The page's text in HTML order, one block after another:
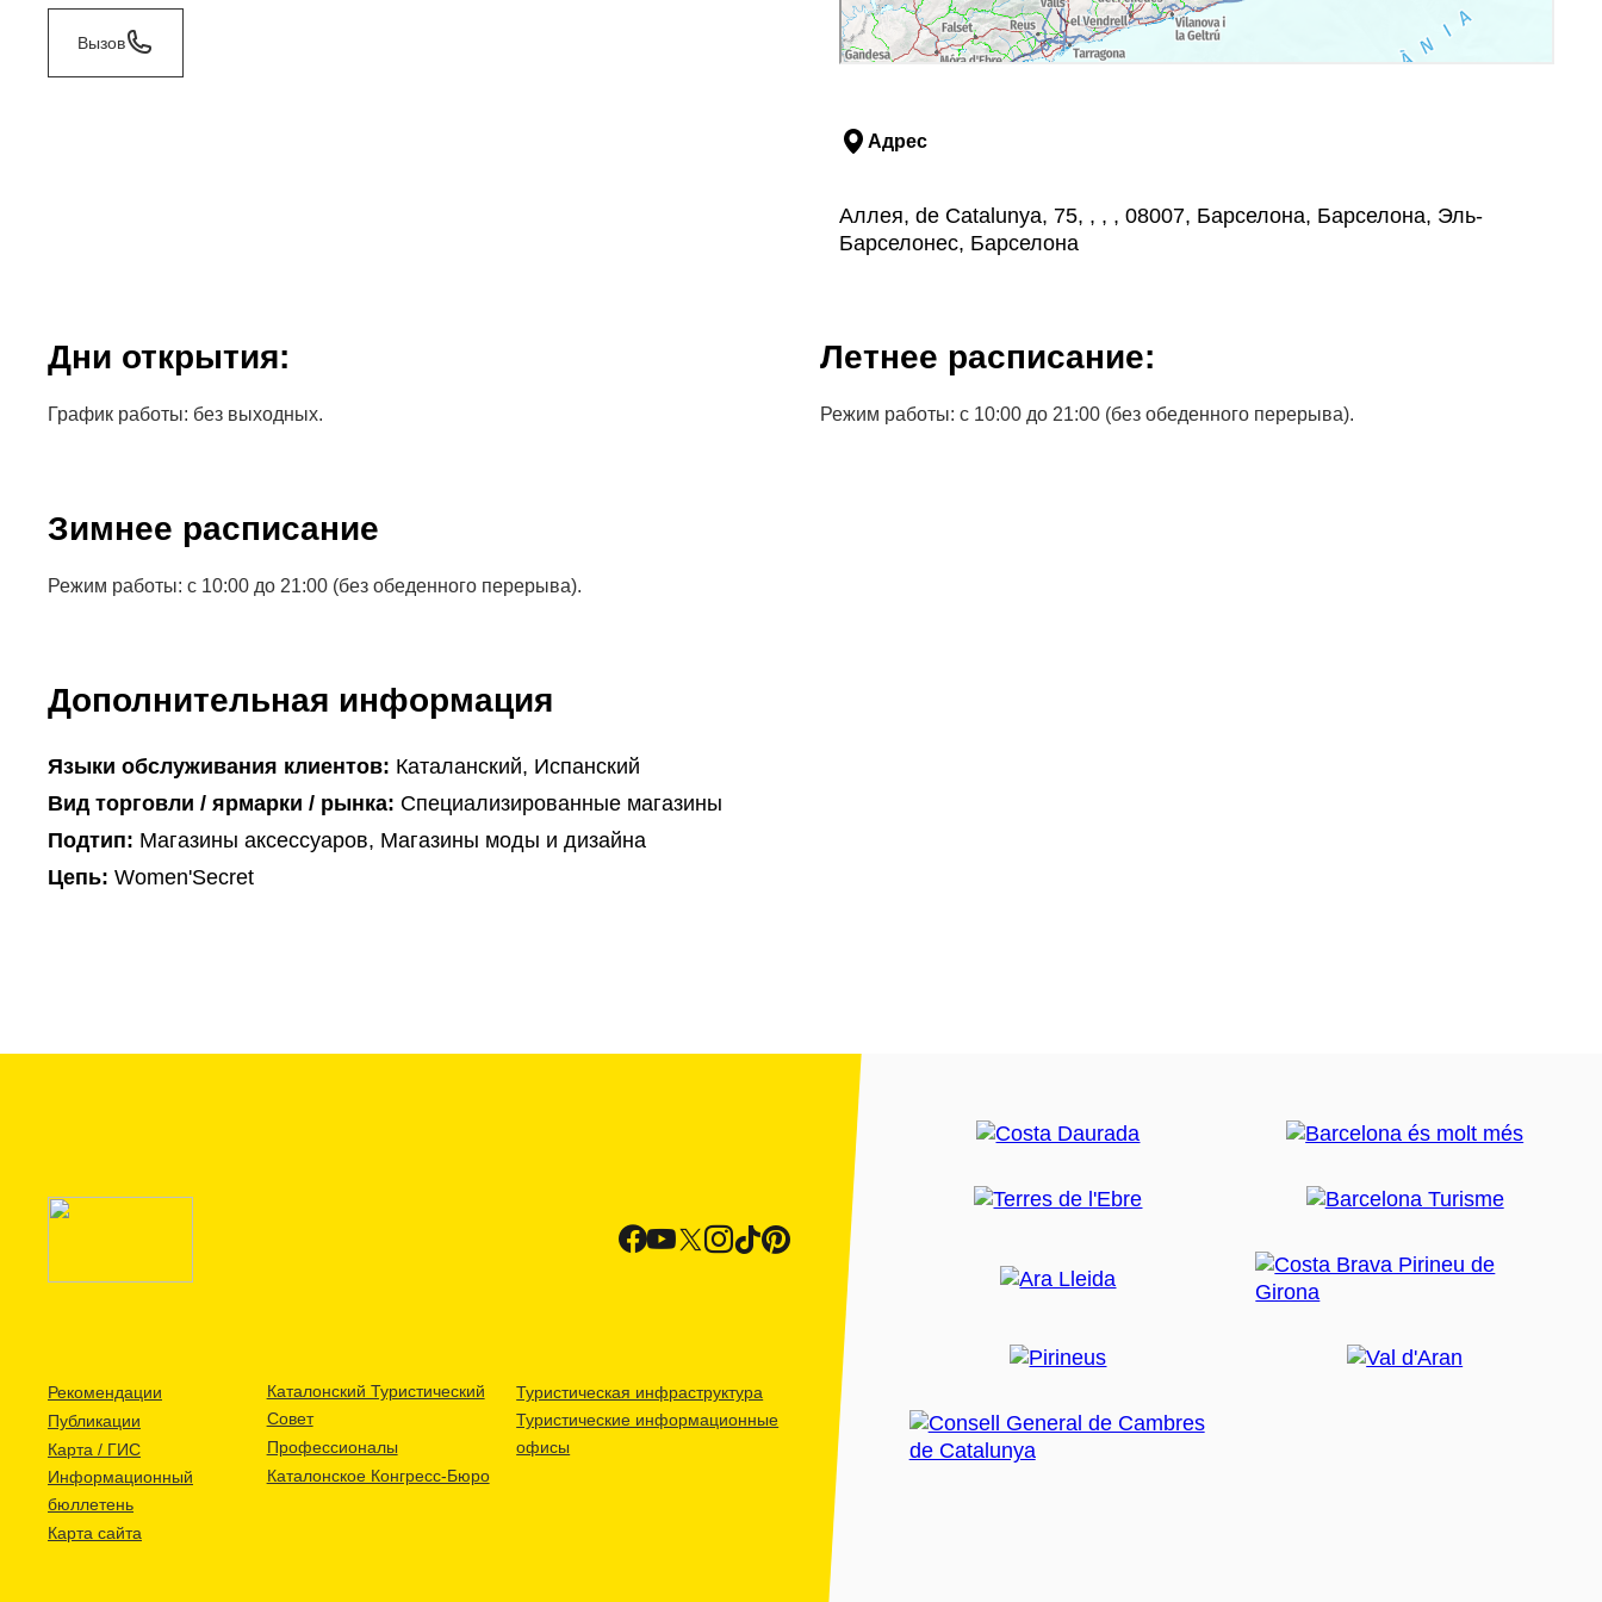
Вызов
Адрес
Аллея, de Catalunya, 75, , , , 08007, Барселона, Барселона, Эль-
Барселонес, Барселона
Дни открытия:
График работы: без выходных.
Летнее расписание:
Режим работы: с 10:00 до 21:00 (без обеденного перерыва).
Зимнее расписание
Режим работы: с 10:00 до 21:00 (без обеденного перерыва).
Дополнительная информация
Языки обслуживания клиентов: Каталанский, Испанский
Вид торговли / ярмарки / рынка: Специализированные магазины
Подтип: Магазины аксессуаров, Магазины моды и дизайна
Цепь: Women'Secret
Рекомендации
Публикации
Карта / ГИС
Информационный
бюллетень
Карта сайта
Каталонский Туристический
Совет
Профессионалы
Каталонское Конгресс-Бюро
Туристическая инфраструктура
Туристические информационные
офисы